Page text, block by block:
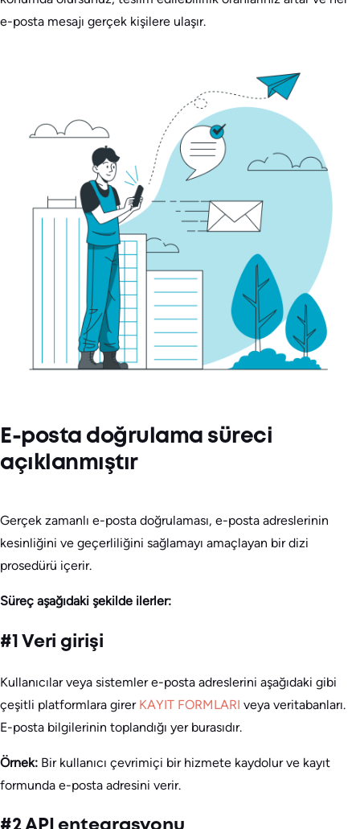
e-posta mesajı gerçek kişilere ulaşır.
E-posta doğrulama süreci
açıklanmıştır
Gerçek zamanlı e-posta doğrulaması, e-posta adreslerinin
kesinliğini ve geçerliliğini sağlamayı amaçlayan bir dizi
prosedürü içerir.
Süreç aşağıdaki şekilde ilerler:
#1 Veri girişi
Kullanıcılar veya sistemler e-posta adreslerini aşağıdaki gibi
çeşitli platformlara girer KAYIT FORMLARI veya veritabanları.
E-posta bilgilerinin toplandığı yer burasıdır.
Örnek: Bir kullanıcı çevrimiçi bir hizmete kaydolur ve kayıt
formunda e-posta adresini verir.